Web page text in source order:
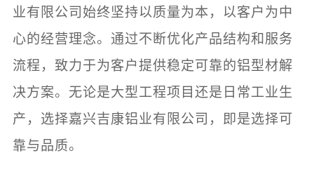
业有限公司始终坚持以质量为本，以客户为中
心的经营理念。通过不断优化产品结构和服务
流程，致力于为客户提供稳定可靠的铝型材解
决方案。无论是大型工程项目还是日常工业生
产，选择嘉兴吉康铝业有限公司，即是选择可
靠与品质。